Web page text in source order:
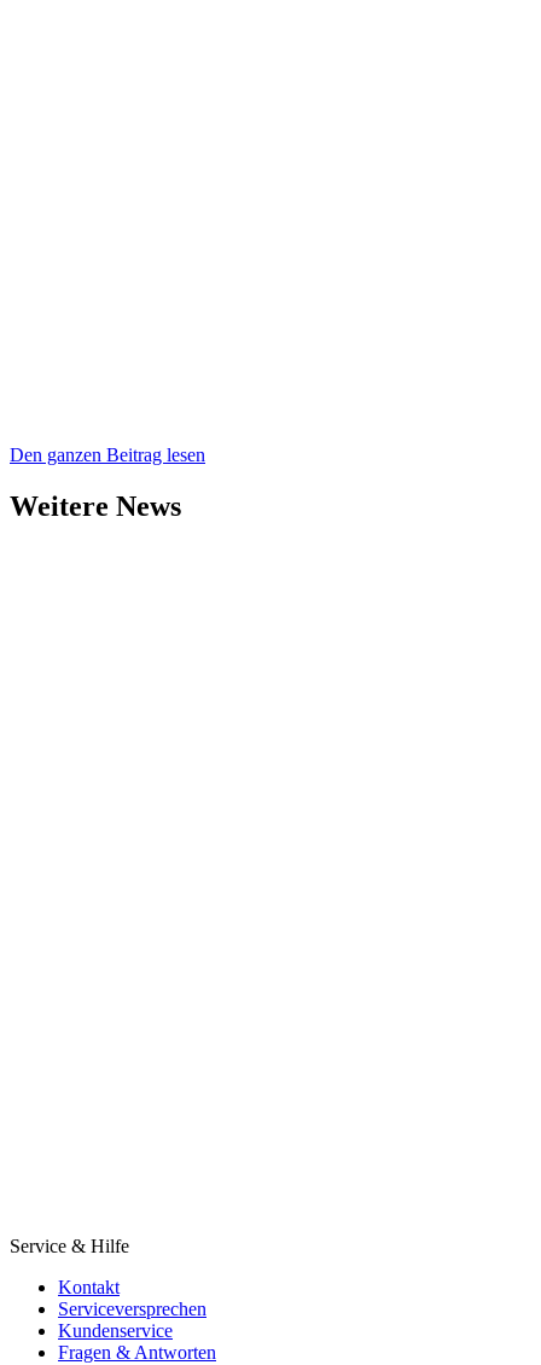
Den ganzen Beitrag lesen
Weitere News
Service & Hilfe
Kontakt
Serviceversprechen
Kundenservice
Fragen & Antworten